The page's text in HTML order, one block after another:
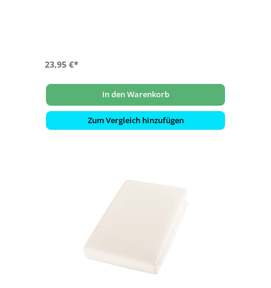
23,95 €*
In den Warenkorb
Zum Vergleich hinzufügen